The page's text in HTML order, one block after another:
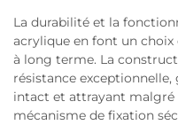
La durabilité et la
acrylique en font un
à long terme. La
résistance
intact et attrayant malgré
mécanisme de fixation